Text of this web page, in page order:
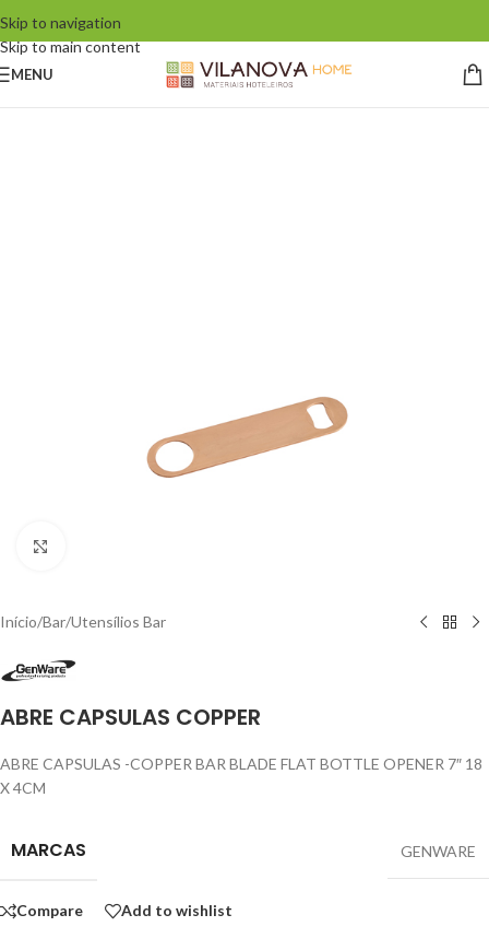
Skip to navigation
Skip to main content
MENU
Início/Bar/Utensílios Bar
ABRE CAPSULAS COPPER
ABRE CAPSULAS -COPPER BAR BLADE FLAT BOTTLE OPENER 7″ 18
X 4CM
MARCAS GENWARE
Compare Add to wishlist